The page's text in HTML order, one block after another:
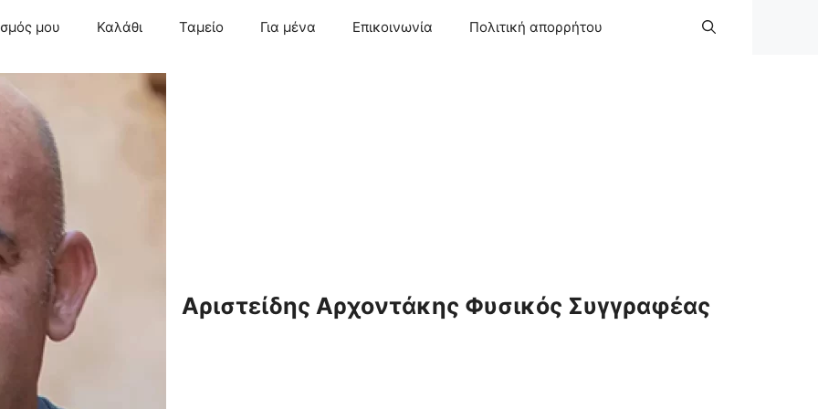
μου Καλάθι Ταμείο Για μένα Επικοινωνία Πολιτική απορρήτου
Αριστείδης Αρχοντάκης Φυσικός Συγγραφέας